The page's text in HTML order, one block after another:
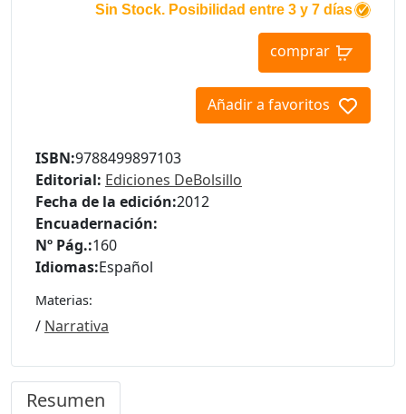
Sin Stock. Posibilidad entre 3 y 7 días
comprar
Añadir a favoritos
ISBN:9788499897103
Editorial: Ediciones DeBolsillo
Fecha de la edición:2012
Encuadernación:
Nº Pág.:160
Idiomas:Español
Materias:
/ Narrativa
Resumen